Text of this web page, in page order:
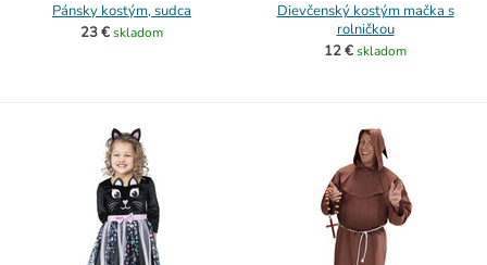
Pánsky kostým, sudca
23 €skladom
Dievčenský kostým mačka s
rolničkou
12 €skladom